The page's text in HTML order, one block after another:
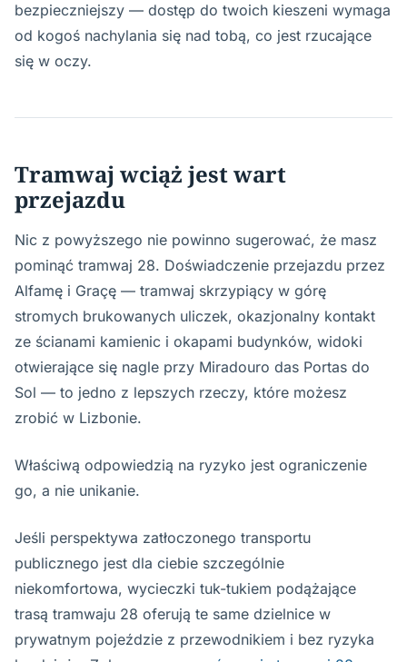
bezpieczniejszy — dostęp do twoich kieszeni wymaga
od kogoś nachylania się nad tobą, co jest rzucające
się w oczy.
Tramwaj wciąż jest wart
przejazdu
Nic z powyższego nie powinno sugerować, że masz
pominąć tramwaj 28. Doświadczenie przejazdu przez
Alfamę i Graçę — tramwaj skrzypiący w górę
stromych brukowanych uliczek, okazjonalny kontakt
ze ścianami kamienic i okapami budynków, widoki
otwierające się nagle przy Miradouro das Portas do
Sol — to jedno z lepszych rzeczy, które możesz
zrobić w Lizbonie.
Właściwą odpowiedzią na ryzyko jest ograniczenie
go, a nie unikanie.
Jeśli perspektywa zatłoczonego transportu
publicznego jest dla ciebie szczególnie
niekomfortowa, wycieczki tuk-tukiem podążające
trasą tramwaju 28 oferują te same dzielnice w
prywatnym pojeździe z przewodnikiem i bez ryzyka